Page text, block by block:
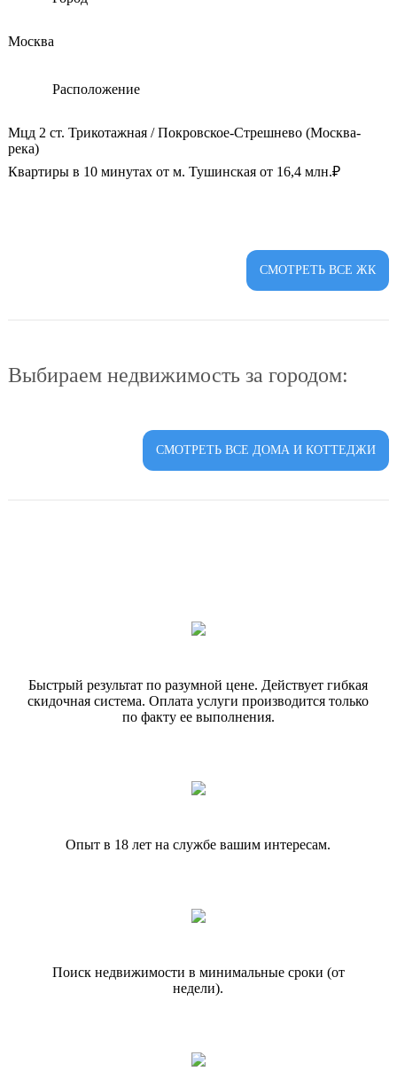
Москва
Расположение
Мцд 2 ст. Трикотажная / Покровское-Стрешнево (Москва-
река)
Квартиры в 10 минутах от м. Тушинская от 16,4 млн.₽
СМОТРЕТЬ ВСЕ ЖК
Выбираем недвижимость за городом:
СМОТРЕТЬ ВСЕ ДОМА И КОТТЕДЖИ
Быстрый результат по разумной цене. Действует гибкая
скидочная система. Оплата услуги производится только
по факту ее выполнения.
Опыт в 18 лет на службе вашим интересам.
Поиск недвижимости в минимальные сроки (от
недели).